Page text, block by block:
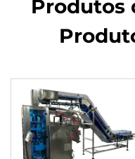
Produtos